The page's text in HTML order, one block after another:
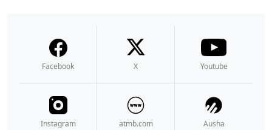
Facebook X Youtube
Instagram atmb.com Ausha